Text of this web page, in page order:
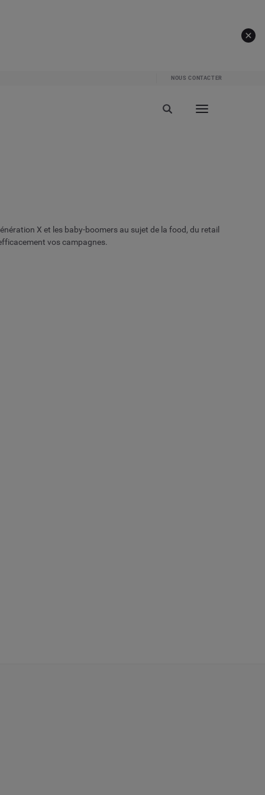
NOUS CONTACTER
X et les baby-boomers au sujet de la food, du retail
vos campagnes.